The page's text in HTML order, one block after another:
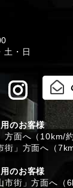
土・日
のお客様
方面へ（10km/約
街」方面へ（
のお客様
市街」方面へ（